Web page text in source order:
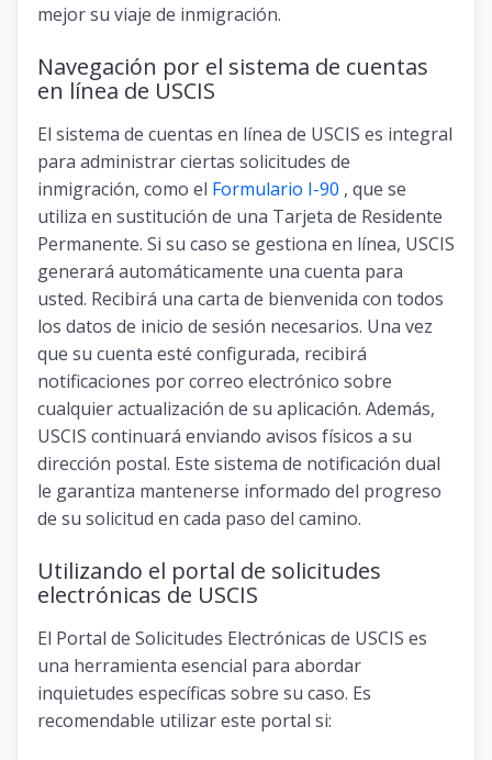
mejor su viaje de inmigración.
Navegación por el sistema de cuentas
en línea de USCIS
El sistema de cuentas en línea de USCIS es integral
para administrar ciertas solicitudes de
inmigración, como el Formulario I-90 , que se
utiliza en sustitución de una Tarjeta de Residente
Permanente. Si su caso se gestiona en línea, USCIS
generará automáticamente una cuenta para
usted. Recibirá una carta de bienvenida con todos
los datos de inicio de sesión necesarios. Una vez
que su cuenta esté configurada, recibirá
notificaciones por correo electrónico sobre
cualquier actualización de su aplicación. Además,
USCIS continuará enviando avisos físicos a su
dirección postal. Este sistema de notificación dual
le garantiza mantenerse informado del progreso
de su solicitud en cada paso del camino.
Utilizando el portal de solicitudes
electrónicas de USCIS
El Portal de Solicitudes Electrónicas de USCIS es
una herramienta esencial para abordar
inquietudes específicas sobre su caso. Es
recomendable utilizar este portal si: